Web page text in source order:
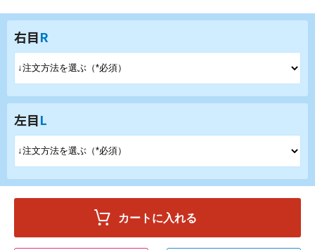
右目R
左目L